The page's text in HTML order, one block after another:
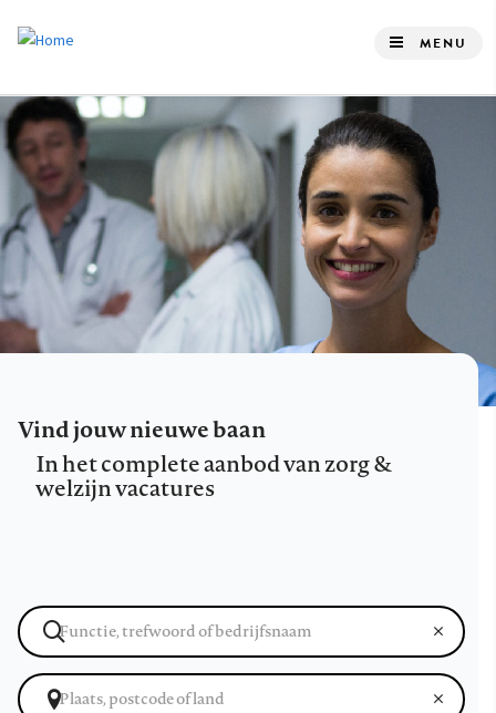
de
inhoud
gaan
MENU
Vind jouw nieuwe baan
In het complete aanbod van zorg &
welzijn vacatures